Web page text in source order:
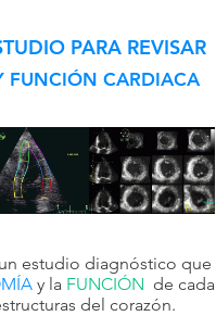
PARA REVISAR
FUNCIÓN CARDIACA
estudio diagnóstico que
y la FUNCIÓN de cada
del corazón.